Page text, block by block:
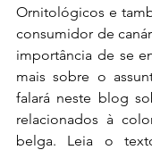
Ornitológicos e
consumidor de
importância de se
mais sobre o
falará neste blog
relacionados à
belga. Leia o